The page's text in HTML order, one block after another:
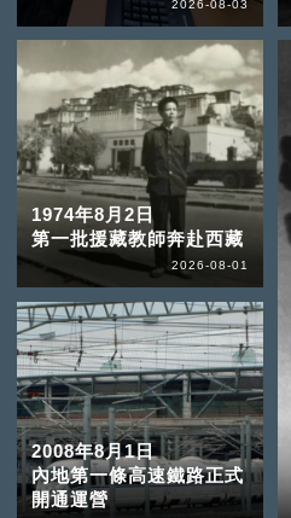
2026-08-03
1974年8月2日
第一批援藏教師奔赴西藏
2026-08-01
2008年8月1日
內地第一條高速鐵路正式
開通運營